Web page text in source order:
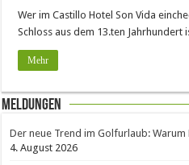
Wer im Castillo Hotel Son Vida
Schloss aus dem 13.ten
Mehr
Meldungen
Der neue Trend im Golfurlaub:
4. August 2026